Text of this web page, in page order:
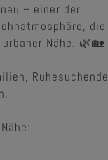
– einer der
die
Nähe. 🌿🏡
Ruhesuchende